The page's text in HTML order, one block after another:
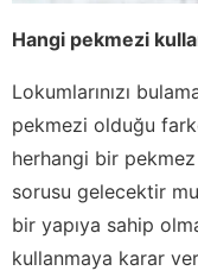
Hangi pekmezi
Lokumlarınızı
pekmezi olduğu
herhangi bir
sorusu gelecektir
bir yapıya sahip
kullanmaya karar